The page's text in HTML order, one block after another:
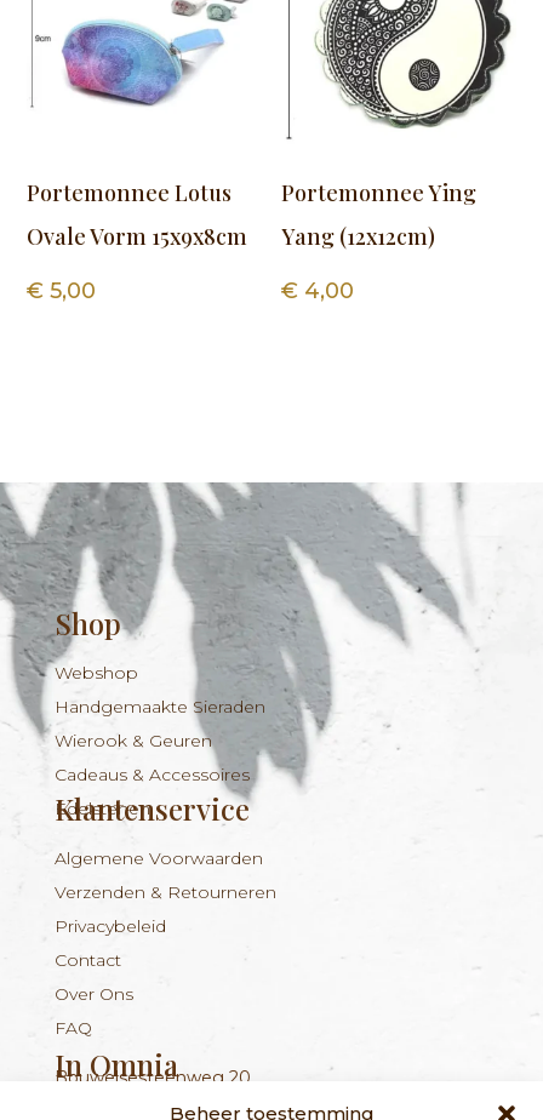
Beheer toestemming
Portemonnee Lotus
Ovale Vorm 15x9x8cm
€ 5,00
Portemonnee Ying
Yang (12x12cm)
€ 4,00
Shop
Webshop
Handgemaakte Sieraden
Wierook & Geuren
Cadeaus & Accessoires
Edelstenen
Klantenservice
Algemene Voorwaarden
Verzenden & Retourneren
Privacybeleid
Contact
Over Ons
FAQ
In Omnia
Bouwelsesteenweg 20
BE 1029.893.045
info@inomnia.be
+324 56 96 16 94
Nieuwsbrief